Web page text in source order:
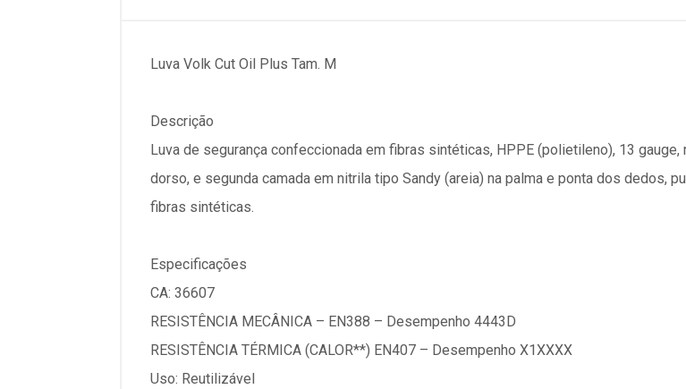
Luva Volk Cut Oil Plus Tam. M
Descrição
Luva de segurança confeccionada em fibras sintéticas, HPPE (polietileno), 13
dorso, e segunda camada em nitrila tipo Sandy (areia) na palma e ponta dos dedos,
fibras sintéticas.
Especificações
CA: 36607
RESISTÊNCIA MECÂNICA – EN388 – Desempenho 4443D
RESISTÊNCIA TÉRMICA (CALOR**) EN407 – Desempenho X1XXXX
Uso: Reutilizável